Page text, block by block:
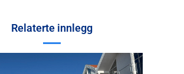
Relaterte innlegg